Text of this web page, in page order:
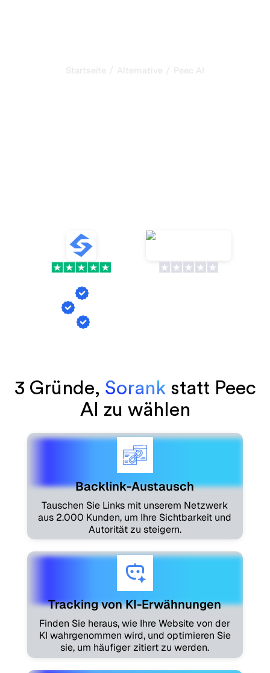
Startseite / Alternative / Peec AI
Backlink-Austausch
3 Gründe, Sorankstatt Peec
AI zu wählen
Backlink-Austausch
Tauschen Sie Links mit unserem Netzwerk
aus 2.000 Kunden, um Ihre Sichtbarkeit und
Autorität zu steigern.
Tracking von KI-Erwähnungen
Finden Sie heraus, wie Ihre Website von der
KI wahrgenommen wird, und optimieren Sie
sie, um häufiger zitiert zu werden.